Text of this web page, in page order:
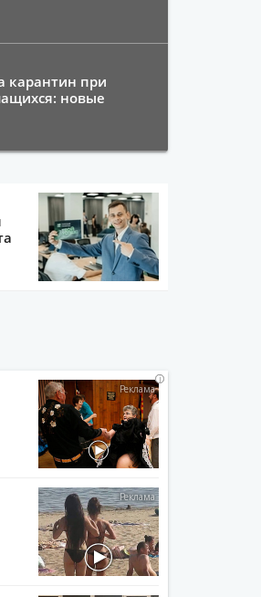
карантин при
новые
iiii